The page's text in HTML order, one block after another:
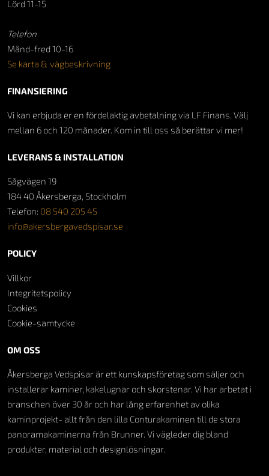
OM OSS
Åkersberga Vedspisar är ett kunskapsföretag som säljer och
installerar kaminer, kakelugnar och skorstenar. Vi har arbetat i
branschen över 30 år och har lång erfarenhet av olika
kaminprojekt- allt från den lilla Conturakaminen till de stora
panoramakaminerna från Brunner. Vi vägleder dig bland
produkter, material och designlösningar.
Lörd 11-15
Telefon
Månd-fred 10-16
Se karta & vägbeskrivning
FINANSIERING
Vi kan erbjuda er en fördelaktig avbetalning via LF Finans. Välj
mellan 6 och 120 månader. Kom in till oss så berättar vi mer!
LEVERANS & INSTALLATION
Sågvägen 19
184 40 Åkersberga, Stockholm
Telefon: 08 540 205 45
info@akersbergavedspisar.se
POLICY
Villkor
Integritetspolicy
Cookies
Cookie-samtycke